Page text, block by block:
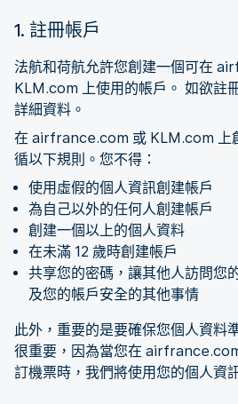
1. 註冊帳戶
法航和荷航允許您創建一個可在
KLM.com 上使用的帳戶。 如欲註
詳細資料。
在 airfrance.com 或 KLM.com 上
循以下規則。您不得：
使用虛假的個人資訊創建帳戶
為自己以外的任何人創建帳戶
創建一個以上的個人資料
在未滿 12 歲時創建帳戶
共享您的密碼，讓其他人訪問您
及您的帳戶安全的其他事情
此外，重要的是要確保您個人資料
很重要，因為當您在
訂機票時，我們將使用您的個人資